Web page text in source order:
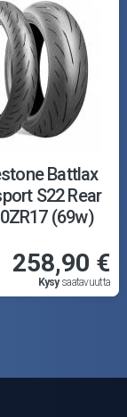
Battlax
S22 Rear
(69w)
258,90 €
Kysysaatavuutta